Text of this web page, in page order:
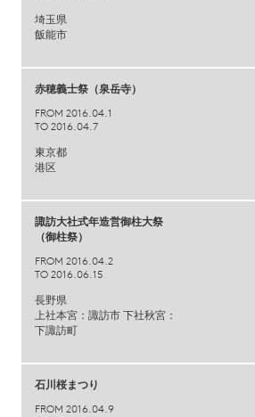
埼玉県
飯能市
赤穂義士祭（泉岳寺）
FROM 2016.04.1
TO 2016.04.7
東京都
港区
諏訪大社式年造営御柱大祭
（御柱祭）
FROM 2016.04.2
TO 2016.06.15
長野県
上社本宮：諏訪市 下社秋宮：
下諏訪町
石川桜まつり
FROM 2016.04.9